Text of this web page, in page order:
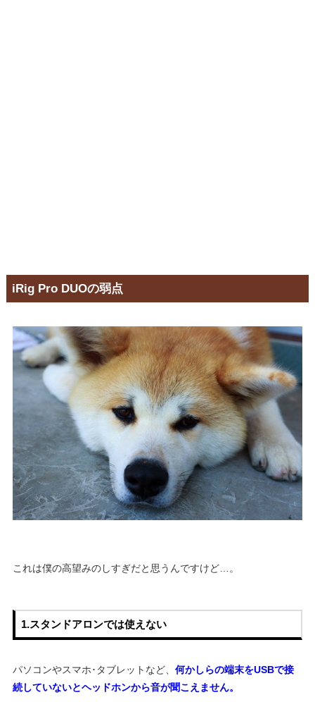
iRig Pro DUOの弱点
これは僕の高望みのしすぎだと思うんですけど…。
1.スタンドアロンでは使えない
パソコンやスマホ･タブレットなど、 何かしらの端末をUSBで接
続していないとヘッドホンから音が聞こえません。